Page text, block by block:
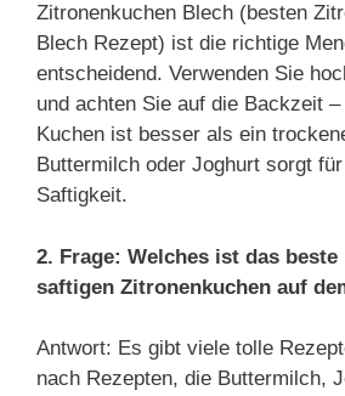
Zitronenkuchen Blech (besten
Blech Rezept) ist die richtige
entscheidend. Verwenden Sie
und achten Sie auf die Backzeit
Kuchen ist besser als ein
Buttermilch oder Joghurt sorgt
Saftigkeit.
2. Frage: Welches ist das
saftigen Zitronenkuchen auf
Antwort: Es gibt viele tolle
nach Rezepten, die Buttermilch,